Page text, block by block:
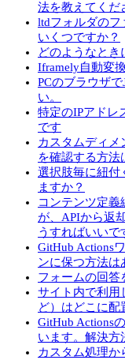
法を教えてくだ
ltdフォルダのフ
いくつですか？
どのようなと
Iframely自動変
PCのブラウザ
い。
特定のIPアドレ
です
カスタムディ
を確認する方法
選択肢毎に紐付
ますか？
コンテンツ定義
が、APIから返
うすればいいで
GitHub Actions
ンに保つ方法は
フォームの回答
サイト内で利用
ど）はどこに配
GitHub Actions
います。解決方
カスタム処理か